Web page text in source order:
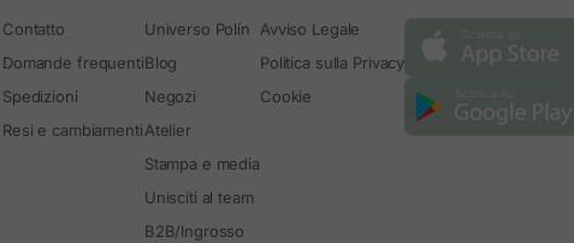
Contatto
Domande frequenti
Spedizioni
Resi e cambiamenti
Universo Polín
Blog
Negozi
Atelier
Stampa e media
Unisciti al team
B2B/Ingrosso
Avviso Legale
Politica sulla Privacy
Cookie